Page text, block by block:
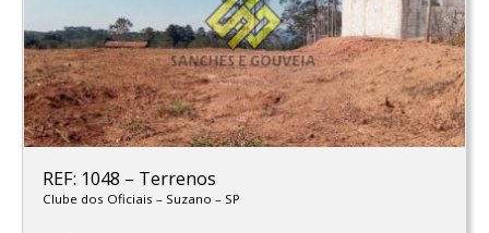
REF: 1048 – Terrenos
Clube dos Oficiais – Suzano – SP